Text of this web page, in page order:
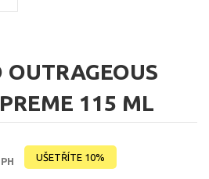
OUTRAGEOUS
115 ML
UŠETŘÍTE 10%